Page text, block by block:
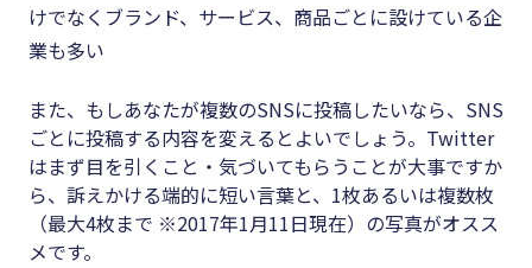
けでなくブランド、サービス、商品ごとに設けている企
業も多い
また、もしあなたが複数のSNSに投稿したいなら、SNS
ごとに投稿する内容を変えるとよいでしょう。Twitter
はまず目を引くこと・気づいてもらうことが大事ですか
ら、訴えかける端的に短い言葉と、1枚あるいは複数枚
（最大4枚まで ※2017年1月11日現在）の写真がオスス
メです。